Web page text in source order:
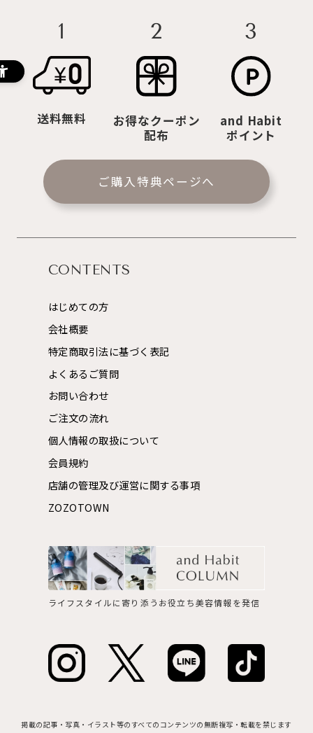
1
送料無料
2
お得なクーポン
配布
3
and Habit
ポイント
ご購入特典ページへ
CONTENTS
はじめての方
会社概要
特定商取引法に基づく表記
よくあるご質問
お問い合わせ
ご注文の流れ
個人情報の取扱について
会員規約
店舗の管理及び運営に関する事項
ZOZOTOWN
ライフスタイルに寄り添うお役立ち美容情報を発信
掲載の記事・写真・イラスト等のすべてのコンテンツの無断複写・転載を禁じます